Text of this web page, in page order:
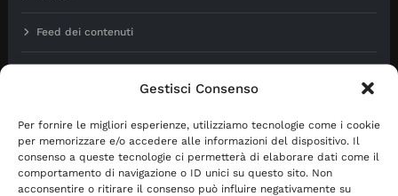
Gestisci Consenso
Per fornire le migliori esperienze, utilizziamo tecnologie come i cookie
per memorizzare e/o accedere alle informazioni del dispositivo. Il
consenso a queste tecnologie ci permetterà di elaborare dati come il
comportamento di navigazione o ID unici su questo sito. Non
acconsentire o ritirare il consenso può influire negativamente su
Feed dei contenuti